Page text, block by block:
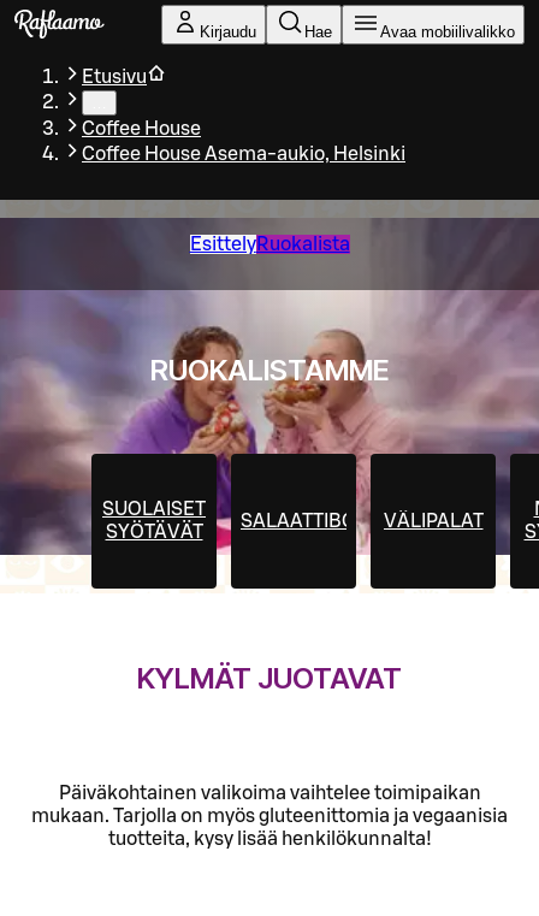
Siirry pääsisältöön
Kirjaudu Hae Avaa mobiilivalikko
Etusivu
Coffee House
Coffee House Asema-aukio, Helsinki
EsittelyRuokalista
RUOKALISTAMME
SUOLAISET
SYÖTÄVÄT
SALAATTIBOWLITVÄLIPALAT
KYLMÄT JUOTAVAT
Päiväkohtainen valikoima vaihtelee toimipaikan
mukaan. Tarjolla on myös gluteenittomia ja vegaanisia
tuotteita, kysy lisää henkilökunnalta!